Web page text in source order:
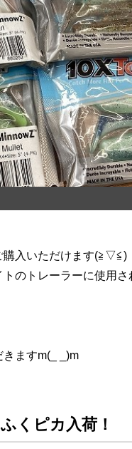
購入いただけます(≧▽≦)
のトレーラーに使用さ
ますm(_ _)m
くピカ入荷！